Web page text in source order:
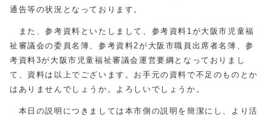
通告等の状況となっております。
また、参考資料といたしまして、参考資料1が大阪市児童福
祉審議会の委員名簿、参考資料2が大阪市職員出席者名簿、参
考資料3が大阪市児童福祉審議会運営要綱となっておりまし
て、資料は以上でございます。お手元の資料で不足のものとか
はありませんでしょうか。よろしいでしょうか。
本日の説明につきましては本市側の説明を簡潔にし、より活